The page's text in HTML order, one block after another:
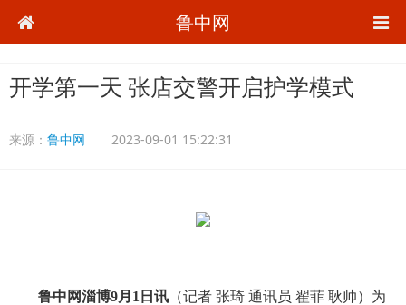
鲁中网
开学第一天 张店交警开启护学模式
来源： 鲁中网 2023-09-01 15:22:31
鲁中网淄博9月1日讯 （记者 张琦 通讯员 翟菲 耿帅）为